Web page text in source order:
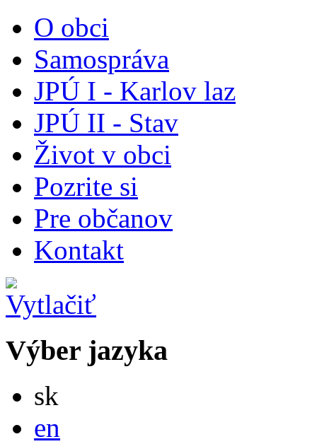
O obci
Samospráva
JPÚ I - Karlov laz
JPÚ II - Stav
Život v obci
Pozrite si
Pre občanov
Kontakt
Výber jazyka
sk
en